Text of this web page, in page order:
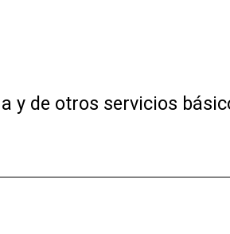
y de otros servicios